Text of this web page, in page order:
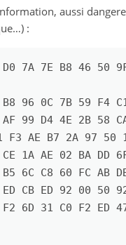
aussi
:
7A 7E B8 46 50
96 0C 7B 59 F4
99 D4 4E 2B 58
F3 AE B7 2A 97 50